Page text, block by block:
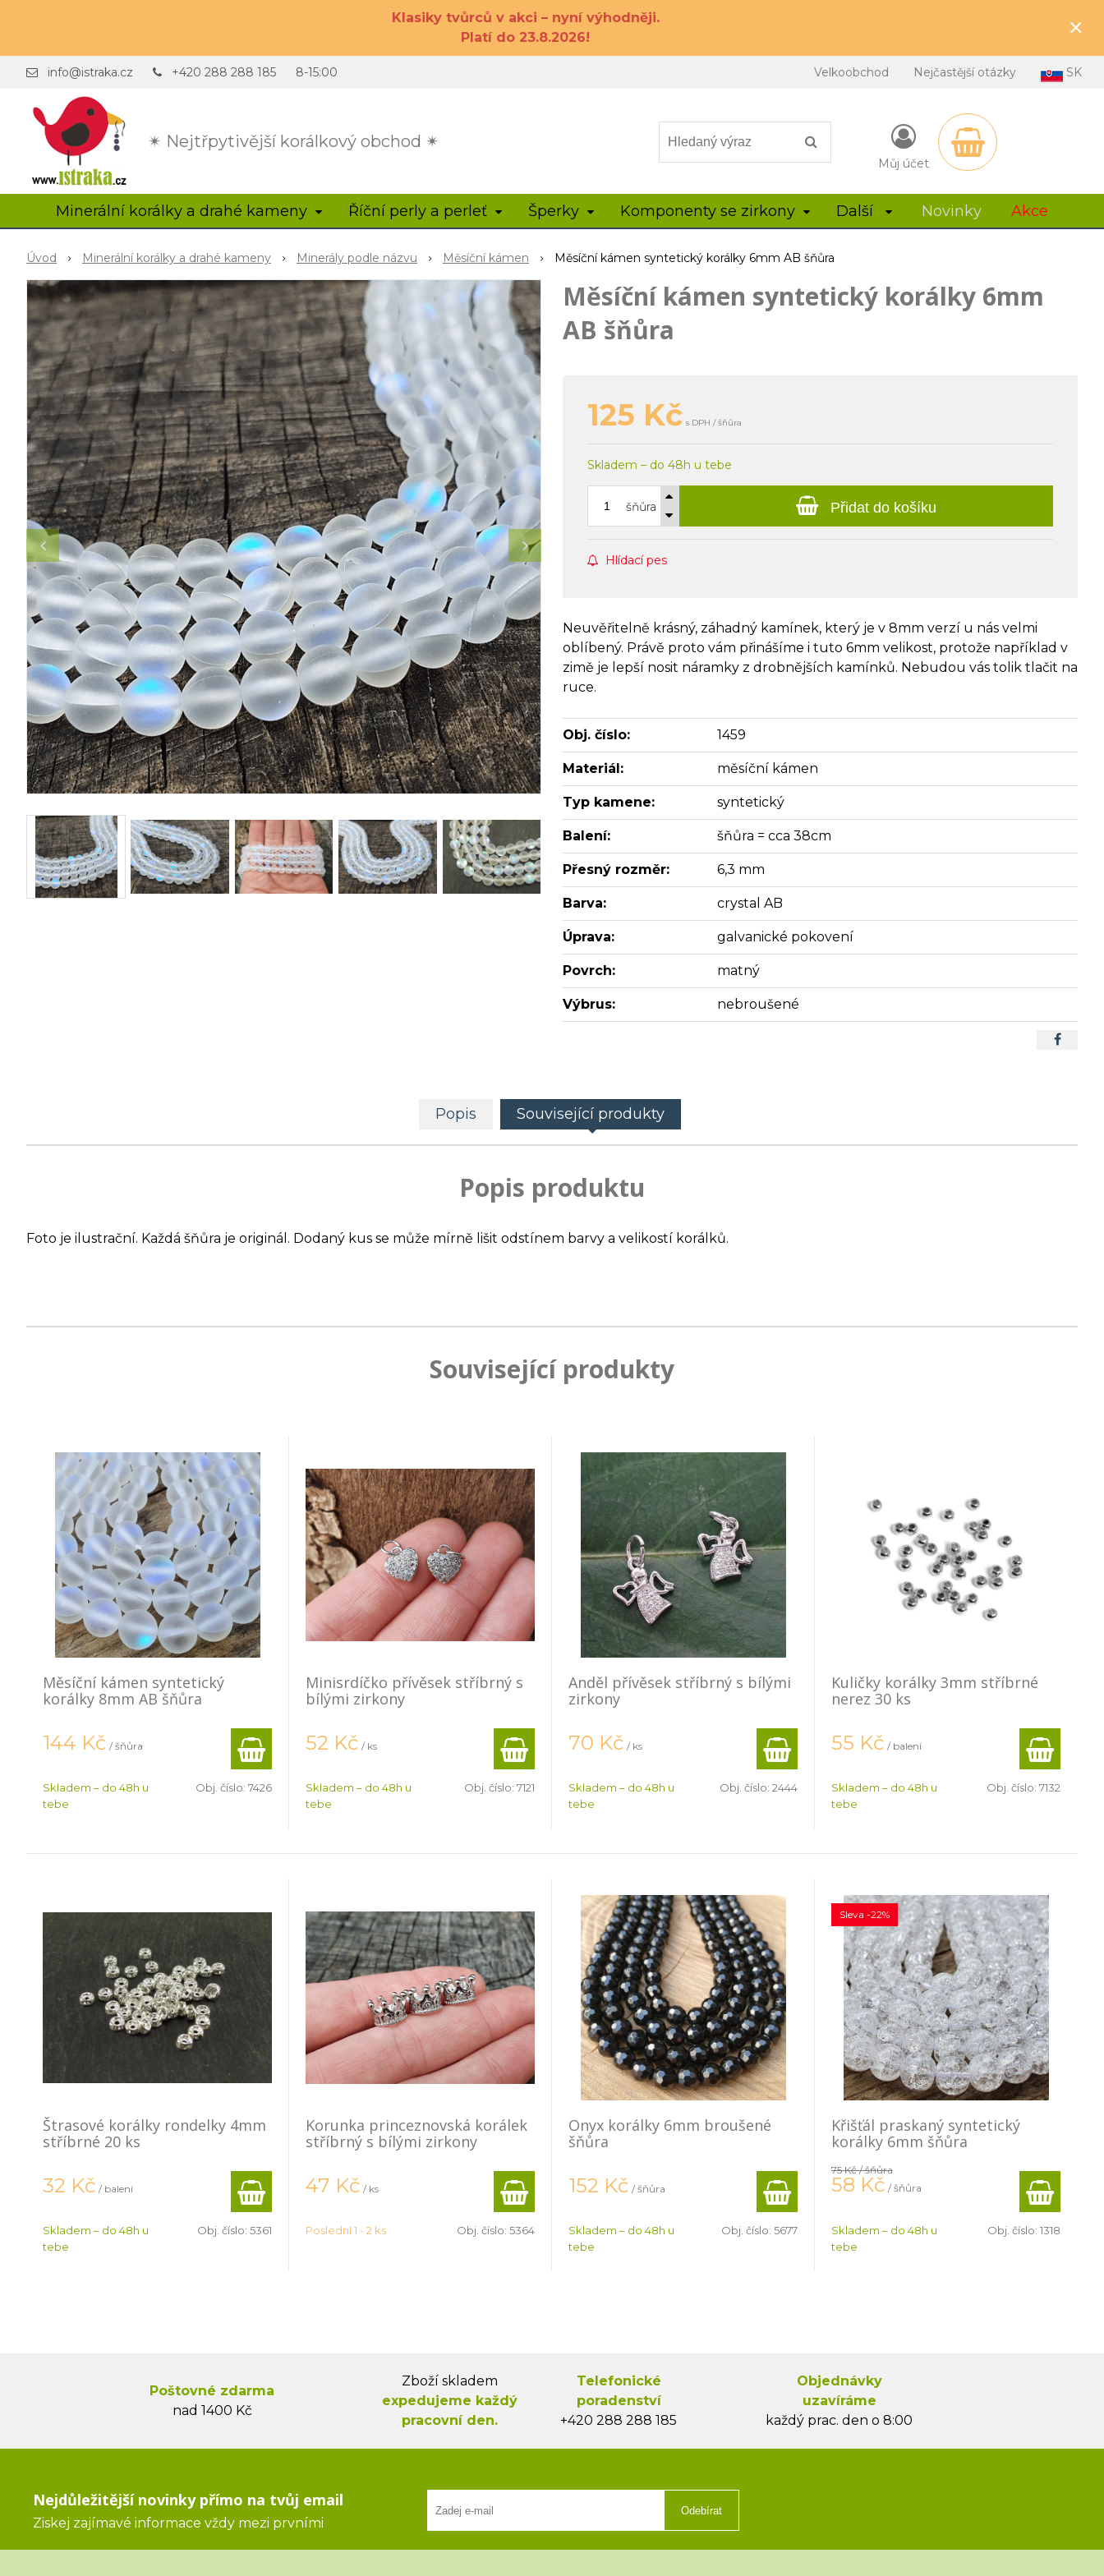
Klasiky tvůrců v akci – nyní výhodněji.
Platí do 23.8.2026!
×
✴ Nejtřpytivější korálkový obchod ✴
info@istraka.cz +420 288 288 185 8-15:00 Velkoobchod Nejčastější otázky SK
Můj účet
Minerální korálky a drahé kameny Říční perly a perleť Šperky Komponenty se zirkony Další Novinky Akce
Úvod Minerální korálky a drahé kameny Minerály podle názvu Měsíční kámen Měsíční kámen syntetický korálky 6mm AB šňůra
Měsíční kámen syntetický korálky 6mm
AB šňůra
125 Kč s DPH / šňůra
Skladem – do 48h u tebe
šňůra Přidat do košíku
Hlídací pes
Neuvěřitelně krásný, záhadný kamínek, který je v 8mm verzí u nás velmi
oblíbený. Právě proto vám přinášíme i tuto 6mm velikost, protože například v
zimě je lepší nosit náramky z drobnějších kamínků. Nebudou vás tolik tlačit na
ruce.
Obj. číslo: 1459
Materiál: měsíční kámen
Typ kamene: syntetický
Balení: šňůra = cca 38cm
Přesný rozměr: 6,3 mm
Barva: crystal AB
Úprava: galvanické pokovení
Povrch: matný
Výbrus: nebroušené
Popis Související produkty
Popis produktu
Foto je ilustrační. Každá šňůra je originál. Dodaný kus se může mírně lišit odstínem barvy a velikostí korálků.
Související produkty
Měsíční kámen syntetický
korálky 8mm AB šňůra
144 Kč / šňůra
Skladem – do 48h u
tebe
Obj. číslo: 7426
Minisrdíčko přívěsek stříbrný s
bílými zirkony
52 Kč / ks
Skladem – do 48h u
tebe
Obj. číslo: 7121
Anděl přívěsek stříbrný s bílými
zirkony
70 Kč / ks
Skladem – do 48h u
tebe
Obj. číslo: 2444
Kuličky korálky 3mm stříbrné
nerez 30 ks
55 Kč / balení
Skladem – do 48h u
tebe
Obj. číslo: 7132
Štrasové korálky rondelky 4mm
stříbrné 20 ks
32 Kč / balení
Skladem – do 48h u
tebe
Obj. číslo: 5361
Korunka princeznovská korálek
stříbrný s bílými zirkony
47 Kč / ks
Poslední 1 - 2 ks Obj. číslo: 5364
Onyx korálky 6mm broušené
šňůra
152 Kč / šňůra
Skladem – do 48h u
tebe
Obj. číslo: 5677
Křišťál praskaný syntetický
korálky 6mm šňůra
Sleva -22%
75 Kč/ šňůra
58 Kč / šňůra
Skladem – do 48h u
tebe
Obj. číslo: 1318
Poštovné zdarma
nad 1400 Kč
Zboží skladem
expedujeme každý
pracovní den.
Telefonické
poradenství
+420 288 288 185
Objednávky
uzavíráme
každý prac. den o 8:00
Nejdůležitější novinky přímo na tvůj email
Ziskej zajímavé informace vždy mezi prvními
Odebírat